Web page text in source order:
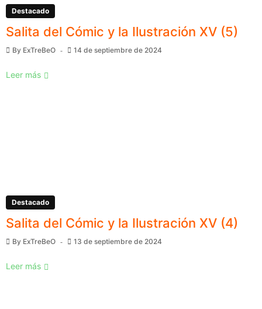
Destacado
Salita del Cómic y la Ilustración XV (5)
By ExTreBeO 14 de septiembre de 2024
Leer más
Destacado
Salita del Cómic y la Ilustración XV (4)
By ExTreBeO 13 de septiembre de 2024
Leer más